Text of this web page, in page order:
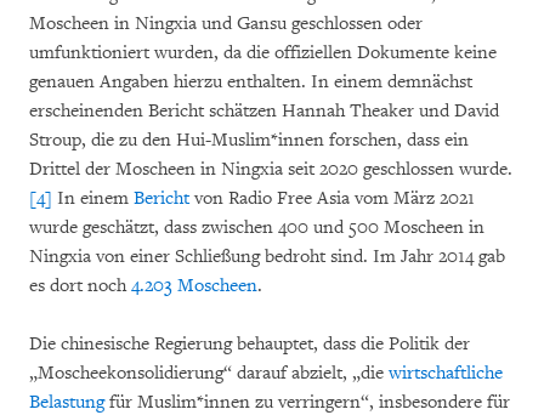
Moscheen in Ningxia und Gansu geschlossen oder
umfunktioniert wurden, da die offiziellen Dokumente keine
genauen Angaben hierzu enthalten. In einem demnächst
erscheinenden Bericht schätzen Hannah Theaker und David
Stroup, die zu den Hui-Muslim*innen forschen, dass ein
Drittel der Moscheen in Ningxia seit 2020 geschlossen wurde.
[4] In einem Berichtvon Radio Free Asia vom März 2021
wurde geschätzt, dass zwischen 400 und 500 Moscheen in
Ningxia von einer Schließung bedroht sind. Im Jahr 2014 gab
es dort noch4.203 Moscheen.
Die chinesische Regierung behauptet, dass die Politik der
„Moscheekonsolidierung“ darauf abzielt, „diewirtschaftliche
Belastungfür Muslim*innen zu verringern“, insbesondere für